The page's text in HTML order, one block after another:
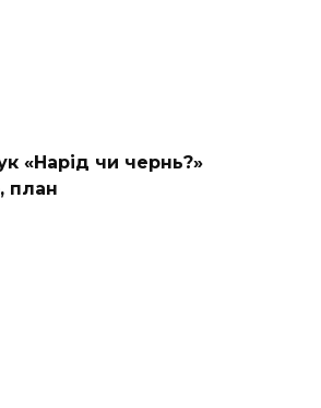
«Нарід чи чернь?»
план